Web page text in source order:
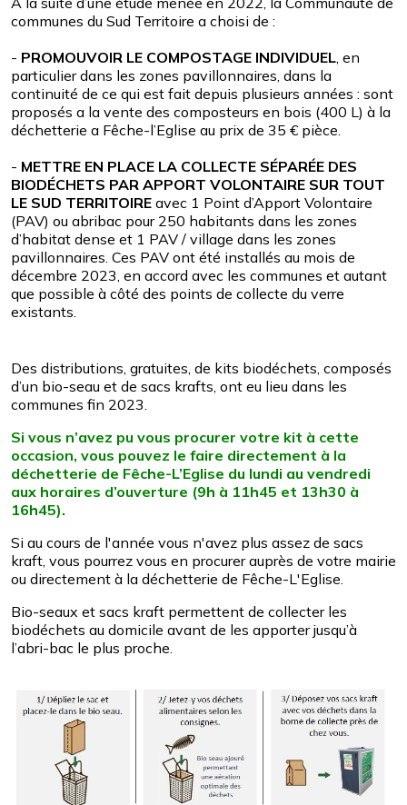
communes du Sud Territoire a choisi de :
- PROMOUVOIR LE COMPOSTAGE INDIVIDUEL, en
particulier dans les zones pavillonnaires, dans la
continuité de ce qui est fait depuis plusieurs années : sont
proposés a la vente des composteurs en bois (400 L) à la
déchetterie a Fêche-l’Eglise au prix de 35 € pièce.
- METTRE EN PLACE LA COLLECTE SÉPARÉE DES
BIODÉCHETS PAR APPORT VOLONTAIRE SUR TOUT
LE SUD TERRITOIRE avec 1 Point d’Apport Volontaire
(PAV) ou abribac pour 250 habitants dans les zones
d’habitat dense et 1 PAV / village dans les zones
pavillonnaires. Ces PAV ont été installés au mois de
décembre 2023, en accord avec les communes et autant
que possible à côté des points de collecte du verre
existants.
Des distributions, gratuites, de kits biodéchets, composés
d’un bio-seau et de sacs krafts, ont eu lieu dans les
communes fin 2023.
Si vous n’avez pu vous procurer votre kit à cette
occasion, vous pouvez le faire directement à la
déchetterie de Fêche-L’Eglise du lundi au vendredi
aux horaires d’ouverture (9h à 11h45 et 13h30 à
16h45).
Si au cours de l'année vous n'avez plus assez de sacs
kraft, vous pourrez vous en procurer auprès de votre mairie
ou directement à la déchetterie de Fêche-L'Eglise.
Bio-seaux et sacs kraft permettent de collecter les
biodéchets au domicile avant de les apporter jusqu’à
l’abri-bac le plus proche.